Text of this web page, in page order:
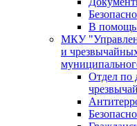
В помощь
МКУ
и
Отдел по